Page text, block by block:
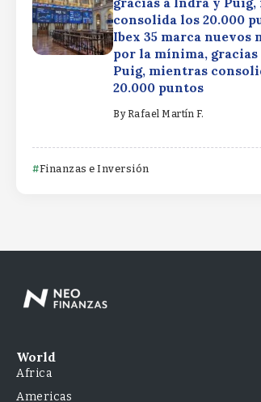
consolida los 20.000
Ibex 35 marca nuevos
por la mínima, gracias
Puig, mientras
20.000 puntos
By Rafael Martín F.
Finanzas e Inversión
World
Africa
Americas